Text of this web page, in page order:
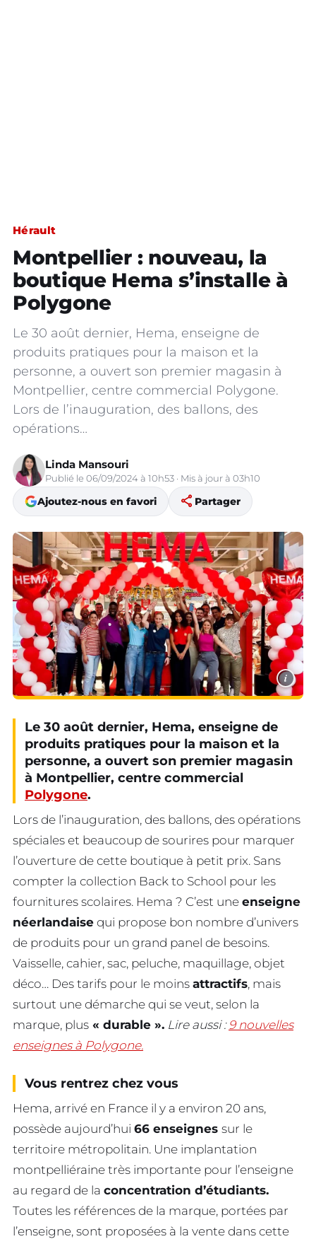
Hérault
Montpellier : nouveau, la
boutique Hema s’installe à
Polygone
Le 30 août dernier, Hema, enseigne de
produits pratiques pour la maison et la
personne, a ouvert son premier magasin à
Montpellier, centre commercial Polygone.
Lors de l’inauguration, des ballons, des
opérations…
Linda Mansouri
Publié le 06/09/2024 à 10h53 · Mis à jour à 03h10
Ajoutez-nous en favori share Partager
i
Le 30 août dernier, Hema, enseigne de
produits pratiques pour la maison et la
personne, a ouvert son premier magasin
à Montpellier, centre commercial
Polygone.
Lors de l’inauguration, des ballons, des opérations
spéciales et beaucoup de sourires pour marquer
l’ouverture de cette boutique à petit prix. Sans
compter la collection Back to School pour les
fournitures scolaires. Hema ? C’est une enseigne
néerlandaise qui propose bon nombre d’univers
de produits pour un grand panel de besoins.
Vaisselle, cahier, sac, peluche, maquillage, objet
déco… Des tarifs pour le moins attractifs, mais
surtout une démarche qui se veut, selon la
marque, plus « durable ». Lire aussi : 9 nouvelles
enseignes à Polygone.
Vous rentrez chez vous
Hema, arrivé en France il y a environ 20 ans,
possède aujourd’hui 66 enseignes sur le
territoire métropolitain. Une implantation
montpelliéraine très importante pour l’enseigne
au regard de la concentration d’étudiants.
Toutes les références de la marque, portées par
l’enseigne, sont proposées à la vente dans cette